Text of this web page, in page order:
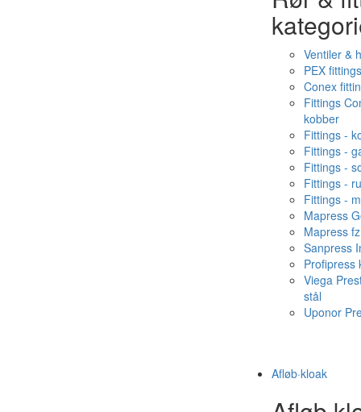
Ventiler &
PEX fittings
Conex
Fittings
kobber
Fittings -
Fittings -
Fittings -
Fittings -
Fittings -
Mapress
Mapress fz
Sanpress
Profipress
Viega
stål
Uponor
Afløb·kloak